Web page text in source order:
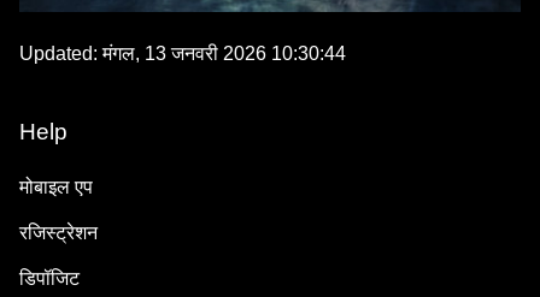
Updated:मंगल, 13 जनवरी 2026 10:30:44
Help
मोबाइल एप
रजिस्ट्रेशन
डिपॉजिट